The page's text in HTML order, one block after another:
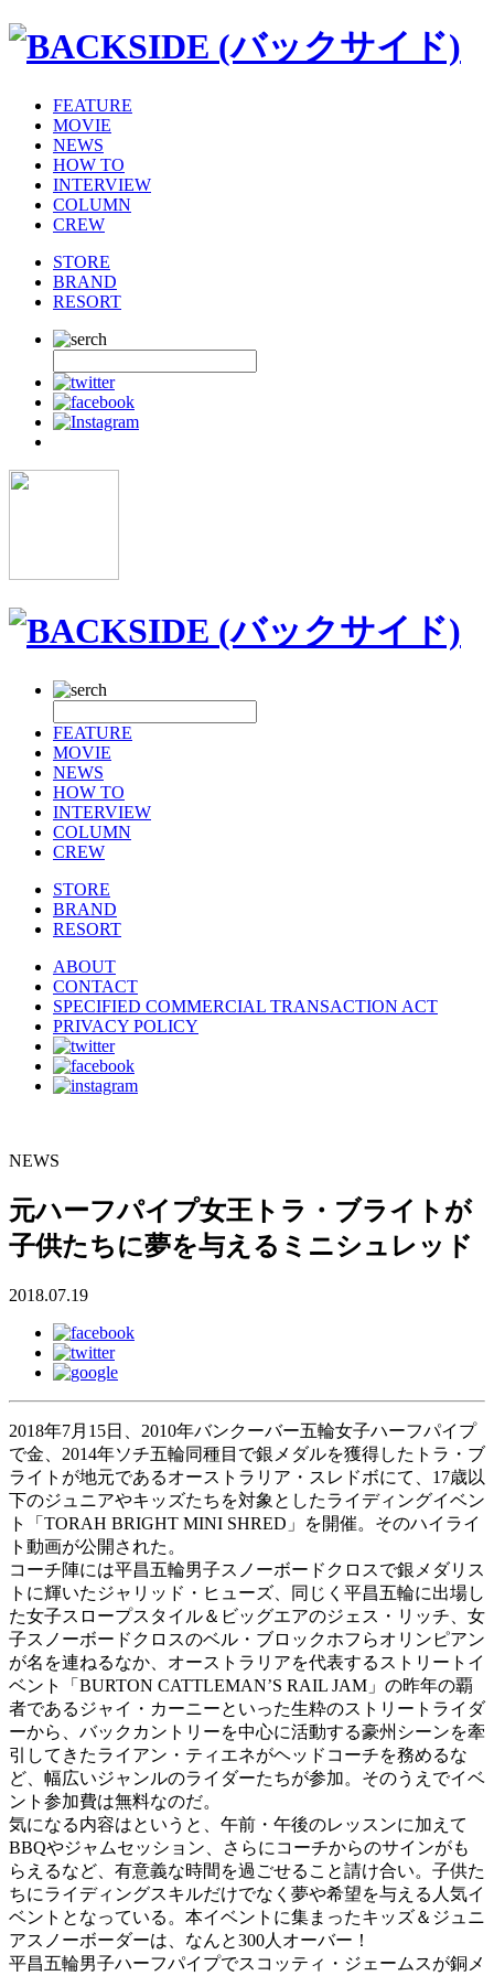
FEATURE
MOVIE
NEWS
HOW TO
INTERVIEW
COLUMN
CREW
STORE
BRAND
RESORT
FEATURE
MOVIE
NEWS
HOW TO
INTERVIEW
COLUMN
CREW
STORE
BRAND
RESORT
ABOUT
CONTACT
SPECIFIED COMMERCIAL TRANSACTION ACT
PRIVACY POLICY
NEWS
元ハーフパイプ女王トラ・ブライトが
子供たちに夢を与えるミニシュレッド
2018.07.19
2018年7月15日、2010年バンクーバー五輪女子ハーフパイプ
で金、2014年ソチ五輪同種目で銀メダルを獲得したトラ・ブ
ライトが地元であるオーストラリア・スレドボにて、17歳以
下のジュニアやキッズたちを対象としたライディングイベン
ト「TORAH BRIGHT MINI SHRED」を開催。そのハイライ
ト動画が公開された。
コーチ陣には平昌五輪男子スノーボードクロスで銀メダリス
トに輝いたジャリッド・ヒューズ、同じく平昌五輪に出場し
た女子スロープスタイル＆ビッグエアのジェス・リッチ、女
子スノーボードクロスのベル・ブロックホフらオリンピアン
が名を連ねるなか、オーストラリアを代表するストリートイ
ベント「BURTON CATTLEMAN’S RAIL JAM」の昨年の覇
者であるジャイ・カーニーといった生粋のストリートライダ
ーから、バックカントリーを中心に活動する豪州シーンを牽
引してきたライアン・ティエネがヘッドコーチを務めるな
ど、幅広いジャンルのライダーたちが参加。そのうえでイベ
ント参加費は無料なのだ。
気になる内容はというと、午前・午後のレッスンに加えて
BBQやジャムセッション、さらにコーチからのサインがも
らえるなど、有意義な時間を過ごせること請け合い。子供た
ちにライディングスキルだけでなく夢や希望を与える人気イ
ベントとなっている。本イベントに集まったキッズ＆ジュニ
アスノーボーダーは、なんと300人オーバー！
平昌五輪男子ハーフパイプでスコッティ・ジェームスが銅メ